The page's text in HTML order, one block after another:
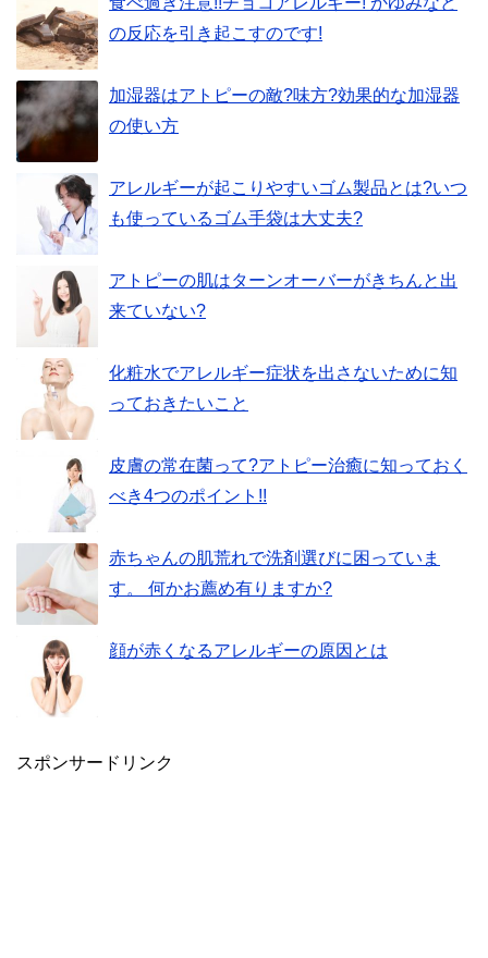
の反応を引き起こすのです!
加湿器はアトピーの敵?味方?効果的な加湿器
の使い方
アレルギーが起こりやすいゴム製品とは?いつ
も使っているゴム手袋は大丈夫?
アトピーの肌はターンオーバーがきちんと出
来ていない?
化粧水でアレルギー症状を出さないために知
っておきたいこと
皮膚の常在菌って?アトピー治癒に知っておく
べき4つのポイント!!
赤ちゃんの肌荒れで洗剤選びに困っていま
す。 何かお薦め有りますか?
顔が赤くなるアレルギーの原因とは
スポンサードリンク